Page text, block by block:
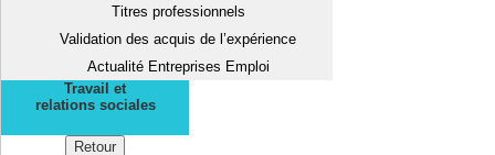
Titres professionnels
Validation des acquis de l’expérience
Actualité Entreprises Emploi
Travail et
relations sociales
Retour